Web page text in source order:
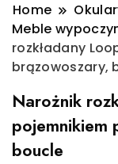
Home
Meble
rozkładany
brązowoszary,
Narożnik
pojemnikiem
boucle